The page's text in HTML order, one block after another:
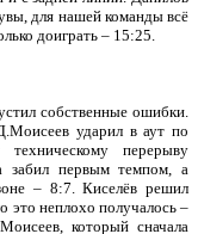
для нашей команды всё
доиграть – 15:25.
собственные ошибки.
ударил в аут по
перерыву
забил первым темпом, а
– 8:7. Киселёв решил
это неплохо получалось –
который сначала